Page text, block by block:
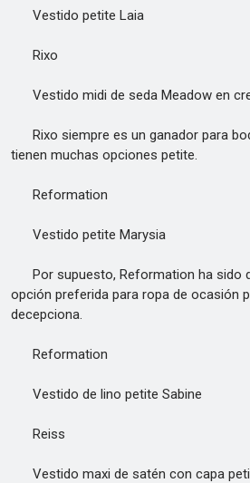
Vestido petite Laia
Rixo
Vestido midi de seda Meadow en
Rixo siempre es un ganador para
tienen muchas opciones petite.
Reformation
Vestido petite Marysia
Por supuesto, Reformation ha sido
opción preferida para ropa de ocasión
decepciona.
Reformation
Vestido de lino petite Sabine
Reiss
Vestido maxi de satén con capa